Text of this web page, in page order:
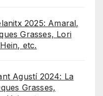
2025: Amaral,
Grasses, Lori
etc.
Agustí 2024: La
Grasses,